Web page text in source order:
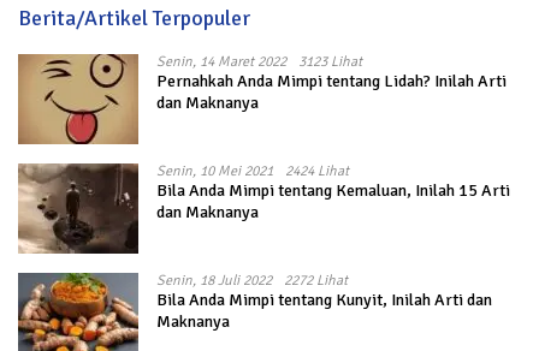
Berita/Artikel Terpopuler
Senin, 14 Maret 2022 3123 Lihat
Pernahkah Anda Mimpi tentang Lidah? Inilah Arti
dan Maknanya
Senin, 10 Mei 2021 2424 Lihat
Bila Anda Mimpi tentang Kemaluan, Inilah 15 Arti
dan Maknanya
Senin, 18 Juli 2022 2272 Lihat
Bila Anda Mimpi tentang Kunyit, Inilah Arti dan
Maknanya